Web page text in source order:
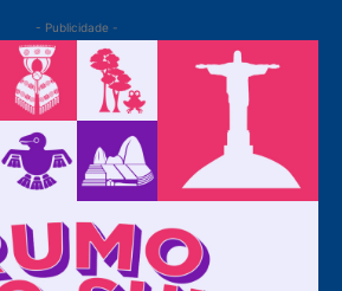
- Publicidade -